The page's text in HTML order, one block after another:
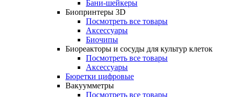
Бани-шейкеры
Биопринтеры 3D
Посмотреть все товары
Аксессуары
Биочипы
Биореакторы и сосуды для культур клеток
Посмотреть все товары
Аксессуары
Бюретки цифровые
Вакуумметры
Посмотреть все товары